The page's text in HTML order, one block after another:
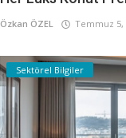
Özkan ÖZEL Temmuz 5,
Sektörel Bilgiler